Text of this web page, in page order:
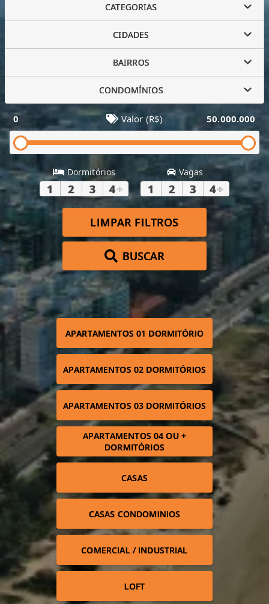
CATEGORIAS
CIDADES
BAIRROS
CONDOMÍNIOS
0 Valor (R$) 50.000.000
Dormitórios
1 2 3 4+
Vagas
1 2 3 4+
LIMPAR FILTROS
BUSCAR
APARTAMENTOS 01 DORMITÓRIO
APARTAMENTOS 02 DORMITÓRIOS
APARTAMENTOS 03 DORMITÓRIOS
APARTAMENTOS 04 OU +
DORMITÓRIOS
CASAS
CASAS CONDOMINIOS
COMERCIAL / INDUSTRIAL
LOFT